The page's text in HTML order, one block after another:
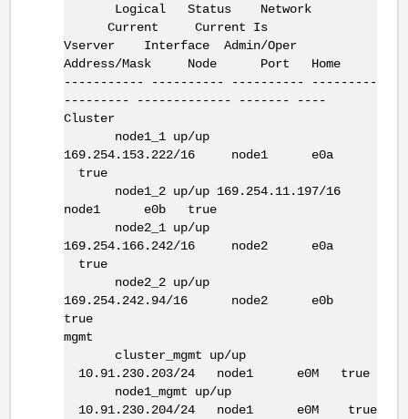
Logical Status Network
Current Current Is
Vserver Interface Admin/Oper
Address/Mask Node Port Home
----------- ---------- ---------- ---------
--------- ------------- ------- ----
Cluster
node1_1 up/up
169.254.153.222/16 node1 e0a
true
node1_2 up/up 169.254.11.197/16
node1 e0b true
node2_1 up/up
169.254.166.242/16 node2 e0a
true
node2_2 up/up
169.254.242.94/16 node2 e0b
true
mgmt
cluster_mgmt up/up
10.91.230.203/24 node1 e0M true
node1_mgmt up/up
10.91.230.204/24 node1 e0M true